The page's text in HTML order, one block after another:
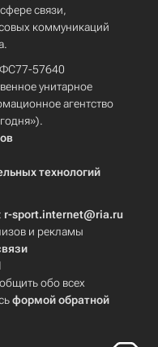
связи,
коммуникаций
ФС77-57640
унитарное
агентство
технологий
r-sport.internet@ria.ru
и рекламы
обо всех
формой обратной